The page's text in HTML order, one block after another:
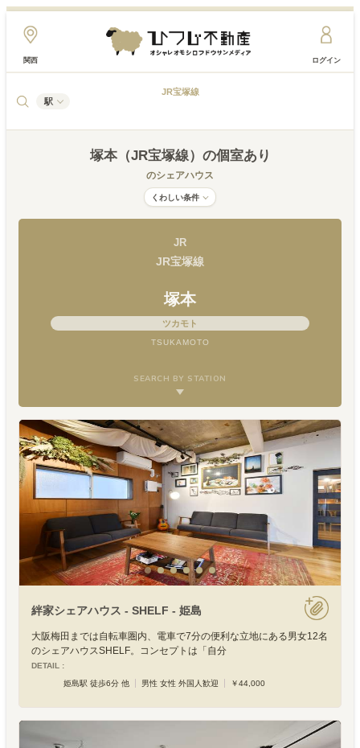
関西 ログイン
駅
JR宝塚線
塚本（JR宝塚線） の個室あり
のシェアハウス
くわしい条件
JR
JR宝塚線
塚本
ツカモト
TSUKAMOTO
SEARCH BY STATION
絆家シェアハウス - SHELF - 姫島
大阪梅田までは自転車圏内、電車で7分の便利な立地にある男女12名
のシェアハウスSHELF。コンセプトは「自分
DETAIL :
姫島駅 徒歩6分 他
男性 女性 外国人歓迎 ￥44,000